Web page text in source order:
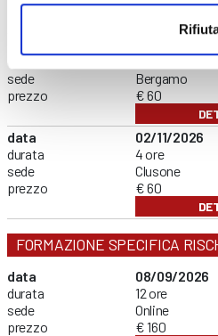
durata
sede
prezzo
4 ore
Bergamo
€ 60
data
durata
sede
prezzo
02/11/2026
4 ore
Clusone
€ 60
FORMAZIONE SPECIFICA
data
durata
sede
prezzo
08/09/2026
12 ore
Online
€ 160